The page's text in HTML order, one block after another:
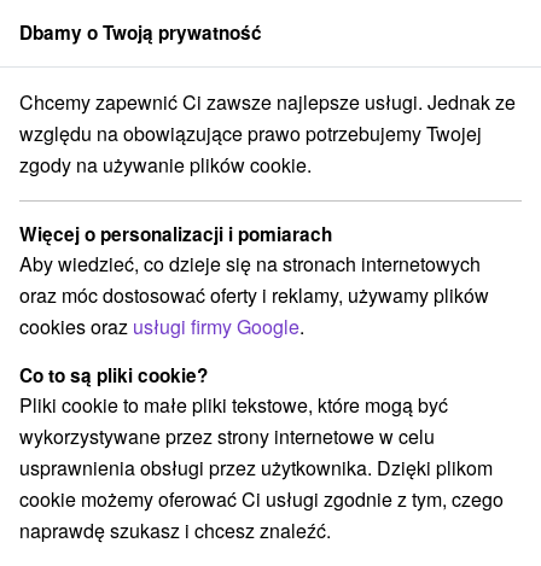
członek grupySorger
na Słowacji Ośrodki i miasteczka dziecięce Strážovské vrchy
Ośrodki i miasteczka dziecięce
Strážovské vrchy
Kategorie
Wszystkie kategorie
Areny laserowe i paintball
Túry a turistické chodníky
Pola golfowe(3) Źródła(4)
Parki miejskie i zamkowe(1)
Obiekty architektoniczne(1) Miejsca sakralne(3)
Zamki(1) Chaty górskie (1) Skanseny(2)
Jazda konna(1) Sporty(1) Zamki, pałace, ruiny
Dbamy o Twoją prywatność
Chcemy zapewnić Ci zawsze najlepsze usługi. Jednak ze
względu na obowiązujące prawo potrzebujemy Twojej
zgody na używanie plików cookie.
Więcej o personalizacji i pomiarach
Aby wiedzieć, co dzieje się na stronach internetowych
oraz móc dostosować oferty i reklamy, używamy plików
cookies oraz usługi firmy Google.
Co to są pliki cookie?
Pliki cookie to małe pliki tekstowe, które mogą być
wykorzystywane przez strony internetowe w celu
usprawnienia obsługi przez użytkownika. Dzięki plikom
cookie możemy oferować Ci usługi zgodnie z tym, czego
naprawdę szukasz i chcesz znaleźć.